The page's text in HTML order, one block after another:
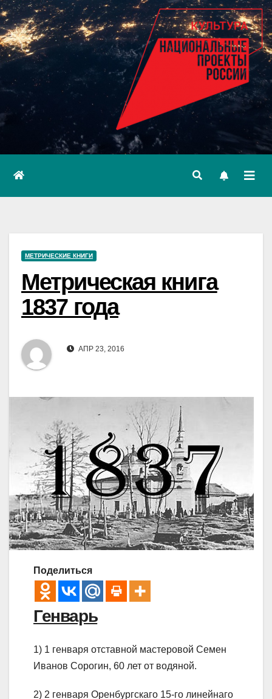
МЕТРИЧЕСКИЕ КНИГИ
Метрическая книга
1837 года
АПР 23, 2016
Поделиться
Генварь
1) 1 генваря отставной мастеровой Семен
Иванов Сорогин, 60 лет от водяной.
2) 2 генваря Оренбургскаго 15-го линейнаго